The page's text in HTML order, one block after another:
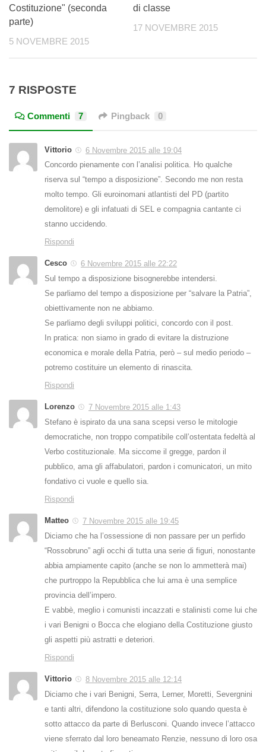
Costituzione" (seconda
parte)
5 NOVEMBRE 2015
di classe
17 NOVEMBRE 2015
7 RISPOSTE
Commenti 7 Pingback 0
Vittorio
6 Novembre 2015 alle 19:04
Concordo pienamente con l’analisi politica. Ho qualche
riserva sul “tempo a disposizione”. Secondo me non resta
molto tempo. Gli euroinomani atlantisti del PD (partito
demolitore) e gli infatuati di SEL e compagnia cantante ci
stanno uccidendo.
Rispondi
Cesco
6 Novembre 2015 alle 22:22
Sul tempo a disposizione bisognerebbe intendersi.
Se parliamo del tempo a disposizione per “salvare la Patria”,
obiettivamente non ne abbiamo.
Se parliamo degli sviluppi politici, concordo con il post.
In pratica: non siamo in grado di evitare la distruzione
economica e morale della Patria, però – sul medio periodo –
potremo costituire un elemento di rinascita.
Rispondi
Lorenzo
7 Novembre 2015 alle 1:43
Stefano è ispirato da una sana scepsi verso le mitologie
democratiche, non troppo compatibile coll’ostentata fedeltà al
Verbo costituzionale. Ma siccome il gregge, pardon il
pubblico, ama gli affabulatori, pardon i comunicatori, un mito
fondativo ci vuole e quello sia.
Rispondi
Matteo
7 Novembre 2015 alle 19:45
Diciamo che ha l’ossessione di non passare per un perfido
“Rossobruno” agli occhi di tutta una serie di figuri, nonostante
abbia ampiamente capito (anche se non lo ammetterà mai)
che purtroppo la Repubblica che lui ama è una semplice
provincia dell’impero.
E vabbè, meglio i comunisti incazzati e stalinisti come lui che
i vari Benigni o Bocca che elogiano della Costituzione giusto
gli aspetti più astratti e deteriori.
Rispondi
Vittorio
8 Novembre 2015 alle 12:14
Diciamo che i vari Benigni, Serra, Lerner, Moretti, Severgnini
e tanti altri, difendono la costituzione solo quando questa è
sotto attacco da parte di Berlusconi. Quando invece l’attacco
viene sferrato dal loro beneamato Renzie, nessuno di loro osa